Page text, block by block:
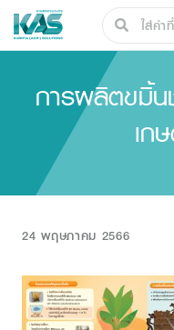
การผลิตขมิ้
เก
24 พฤษภาคม 2566